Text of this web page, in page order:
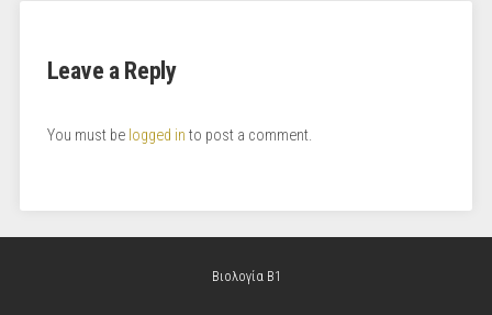
Leave a Reply
You must be logged in to post a comment.
Βιολογία B1